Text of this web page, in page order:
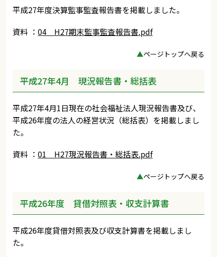
平成27年度決算監事監査報告書を掲載しました。
資料 ：04 H27期末監事監査報告書.pdf
▲ページトップへ戻る
平成27年4月 現況報告書・総括表
平成27年4月1日現在の社会福祉法人現況報告書及び、
平成26年度の法人の経営状況（総括表）を掲載しまし
た。
資料 ：01 H27現況報告書・総括表.pdf
▲ページトップへ戻る
平成26年度 貸借対照表・収支計算書
平成26年度貸借対照表及び収支計算書を掲載しまし
た。